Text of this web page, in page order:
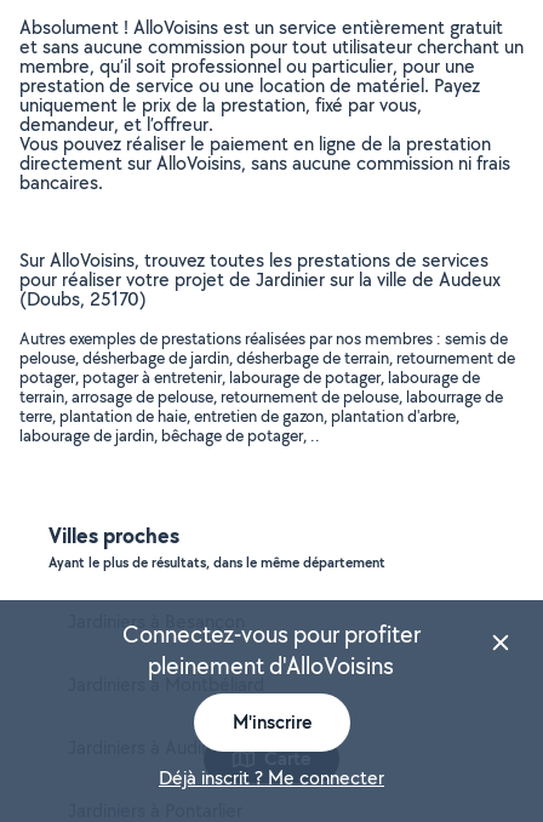
Absolument ! AlloVoisins est un service entièrement gratuit
et sans aucune commission pour tout utilisateur cherchant un
membre, qu’il soit professionnel ou particulier, pour une
prestation de service ou une location de matériel. Payez
uniquement le prix de la prestation, fixé par vous,
demandeur, et l’offreur.
Vous pouvez réaliser le paiement en ligne de la prestation
directement sur AlloVoisins, sans aucune commission ni frais
bancaires.
Sur AlloVoisins, trouvez toutes les prestations de services
pour réaliser votre projet de Jardinier sur la ville de Audeux
(Doubs, 25170)
Autres exemples de prestations réalisées par nos membres : semis de
pelouse, désherbage de jardin, désherbage de terrain, retournement de
potager, potager à entretenir, labourage de potager, labourage de
terrain, arrosage de pelouse, retournement de pelouse, labourrage de
terre, plantation de haie, entretien de gazon, plantation d'arbre,
labourage de jardin, bêchage de potager, ..
Villes proches
Ayant le plus de résultats, dans le même département
Jardiniers à Besançon
Jardiniers à Montbéliard
Jardiniers à Audincourt Carte
Connectez-vous pour profiter
pleinement d'AlloVoisins
M'inscrire
Déjà inscrit ? Me connecter